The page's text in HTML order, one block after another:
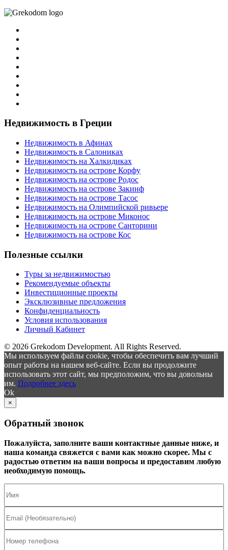
Недвижимость в Греции
Недвижимость в Афинах
Недвижимость в Салониках
Недвижимость на Халкидиках
Недвижимость на острове Корфу
Недвижимость на острове Родос
Недвижимость на острове Закинф
Недвижимость на острове Тасос
Недвижимость на Олимпийской ривьере
Недвижимость на острове Миконос
Недвижимость на острове Санторини
Недвижимость на острове Кос
Полезные ссылки
Туры за недвижимостью
Рекомендуемые объекты
Инвестиционные проекты
Эксклюзивные предложения
Конфиденциальность
Условия использования
Личный Кабинет
© 2026 Grekodom Development. All Rights Reserved.
Мы используем файлы cookie, чтобы обеспечить вам лучший
опыт работы на нашем веб-сайте. Если вы продолжите
использовать этот сайт, мы предположим, что вы довольны
им. Подробнее здесь
Ok
×
Обратный звонок
Пожалуйста, заполните ваши контактные данные ниже, и
наша команда свяжется с вами как можно скорее. Мы с
радостью ответим на ваши вопросы и предоставим любую
необходимую помощь.